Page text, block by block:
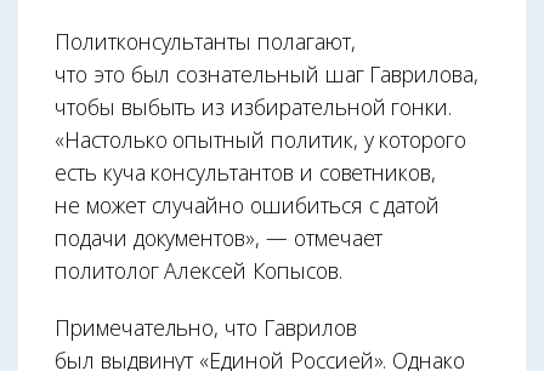
Политконсультанты полагают,
что это был сознательный шаг Гаврилова,
чтобы выбыть из избирательной гонки.
«Настолько опытный политик, у которого
есть куча консультантов и советников,
не может случайно ошибиться с датой
подачи документов», — отмечает
политолог Алексей Копысов.
Примечательно, что Гаврилов
был выдвинут «Единой Россией». Однако